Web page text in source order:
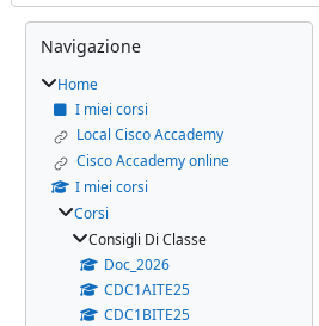
Blocchi
Salta Navigazione
Navigazione
Home
I miei corsi
Local Cisco Accademy
Cisco Accademy online
I miei corsi
Corsi
Consigli Di Classe
Doc_2026
CDC1AITE25
CDC1BITE25